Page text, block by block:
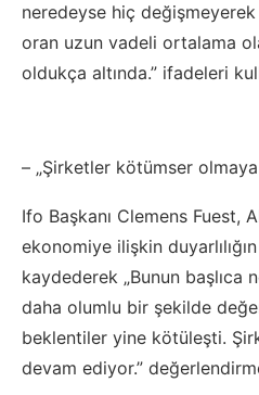
neredeyse hiç değişmeyerek
oran uzun vadeli ortalama
oldukça altında.” ifadeleri
– „Şirketler kötümser
Ifo Başkanı Clemens Fuest,
ekonomiye ilişkin
kaydederek „Bunun başlıca
daha olumlu bir şekilde
beklentiler yine kötüleşti.
devam ediyor.”